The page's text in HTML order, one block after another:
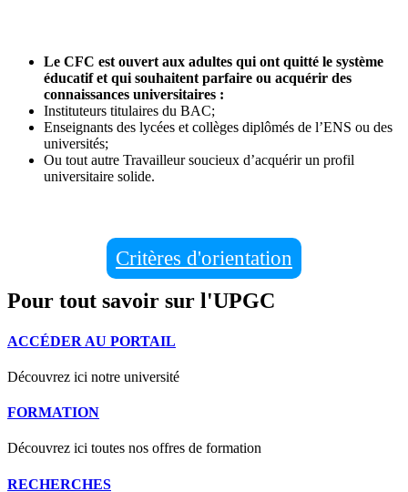
Le CFC est ouvert aux adultes qui ont quitté le système
éducatif et qui souhaitent parfaire ou acquérir des
connaissances universitaires :
Instituteurs titulaires du BAC;
Enseignants des lycées et collèges diplômés de l’ENS ou des
universités;
Ou tout autre Travailleur soucieux d’acquérir un profil
universitaire solide.
Critères d'orientation
Pour tout savoir sur l'UPGC
ACCÉDER AU PORTAIL
Découvrez ici notre université
FORMATION
Découvrez ici toutes nos offres de formation
RECHERCHES